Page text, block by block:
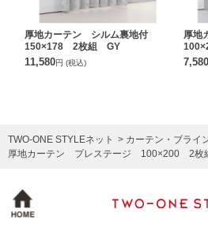
厚地カーテン シルム裏地付
150×178 2枚組 GY
11,580円 (税込)
厚地
7,580
TWO-ONE STYLEネット
カーテン・ブライ
厚地カーテン プレステージ 100×200 2